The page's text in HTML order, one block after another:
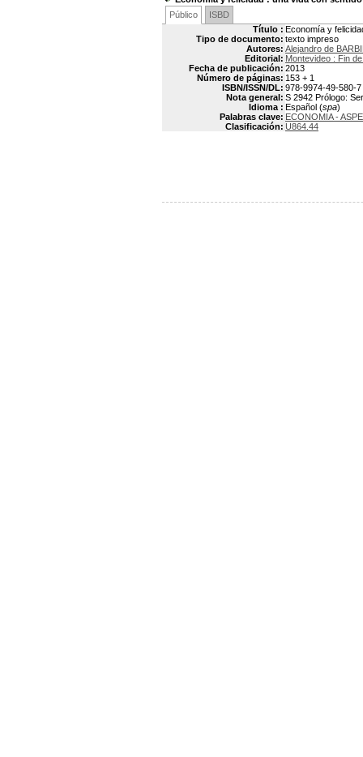
Público
ISBD
Título : Economía y
Tipo de documento: texto impreso
Autores: Alejandro de
Editorial: Montevideo : Fin
Fecha de publicación: 2013
Número de páginas: 153 + 1
ISBN/ISSN/DL: 978-9974-49-580-7
Nota general: S 2942 Prólogo:
Idioma : Español (spa)
Palabras clave: ECONOMIA -
Clasificación: U864.44